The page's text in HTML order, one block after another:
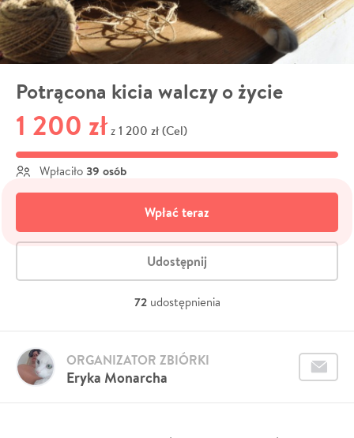
Potrącona kicia walczy o życie
1 200 zł z 1 200 zł (Cel)
Wpłaciło 39 osób
Wpłać teraz
Udostępnij
72 udostępnienia
Eryka Monarcha
ORGANIZATOR ZBIÓRKI